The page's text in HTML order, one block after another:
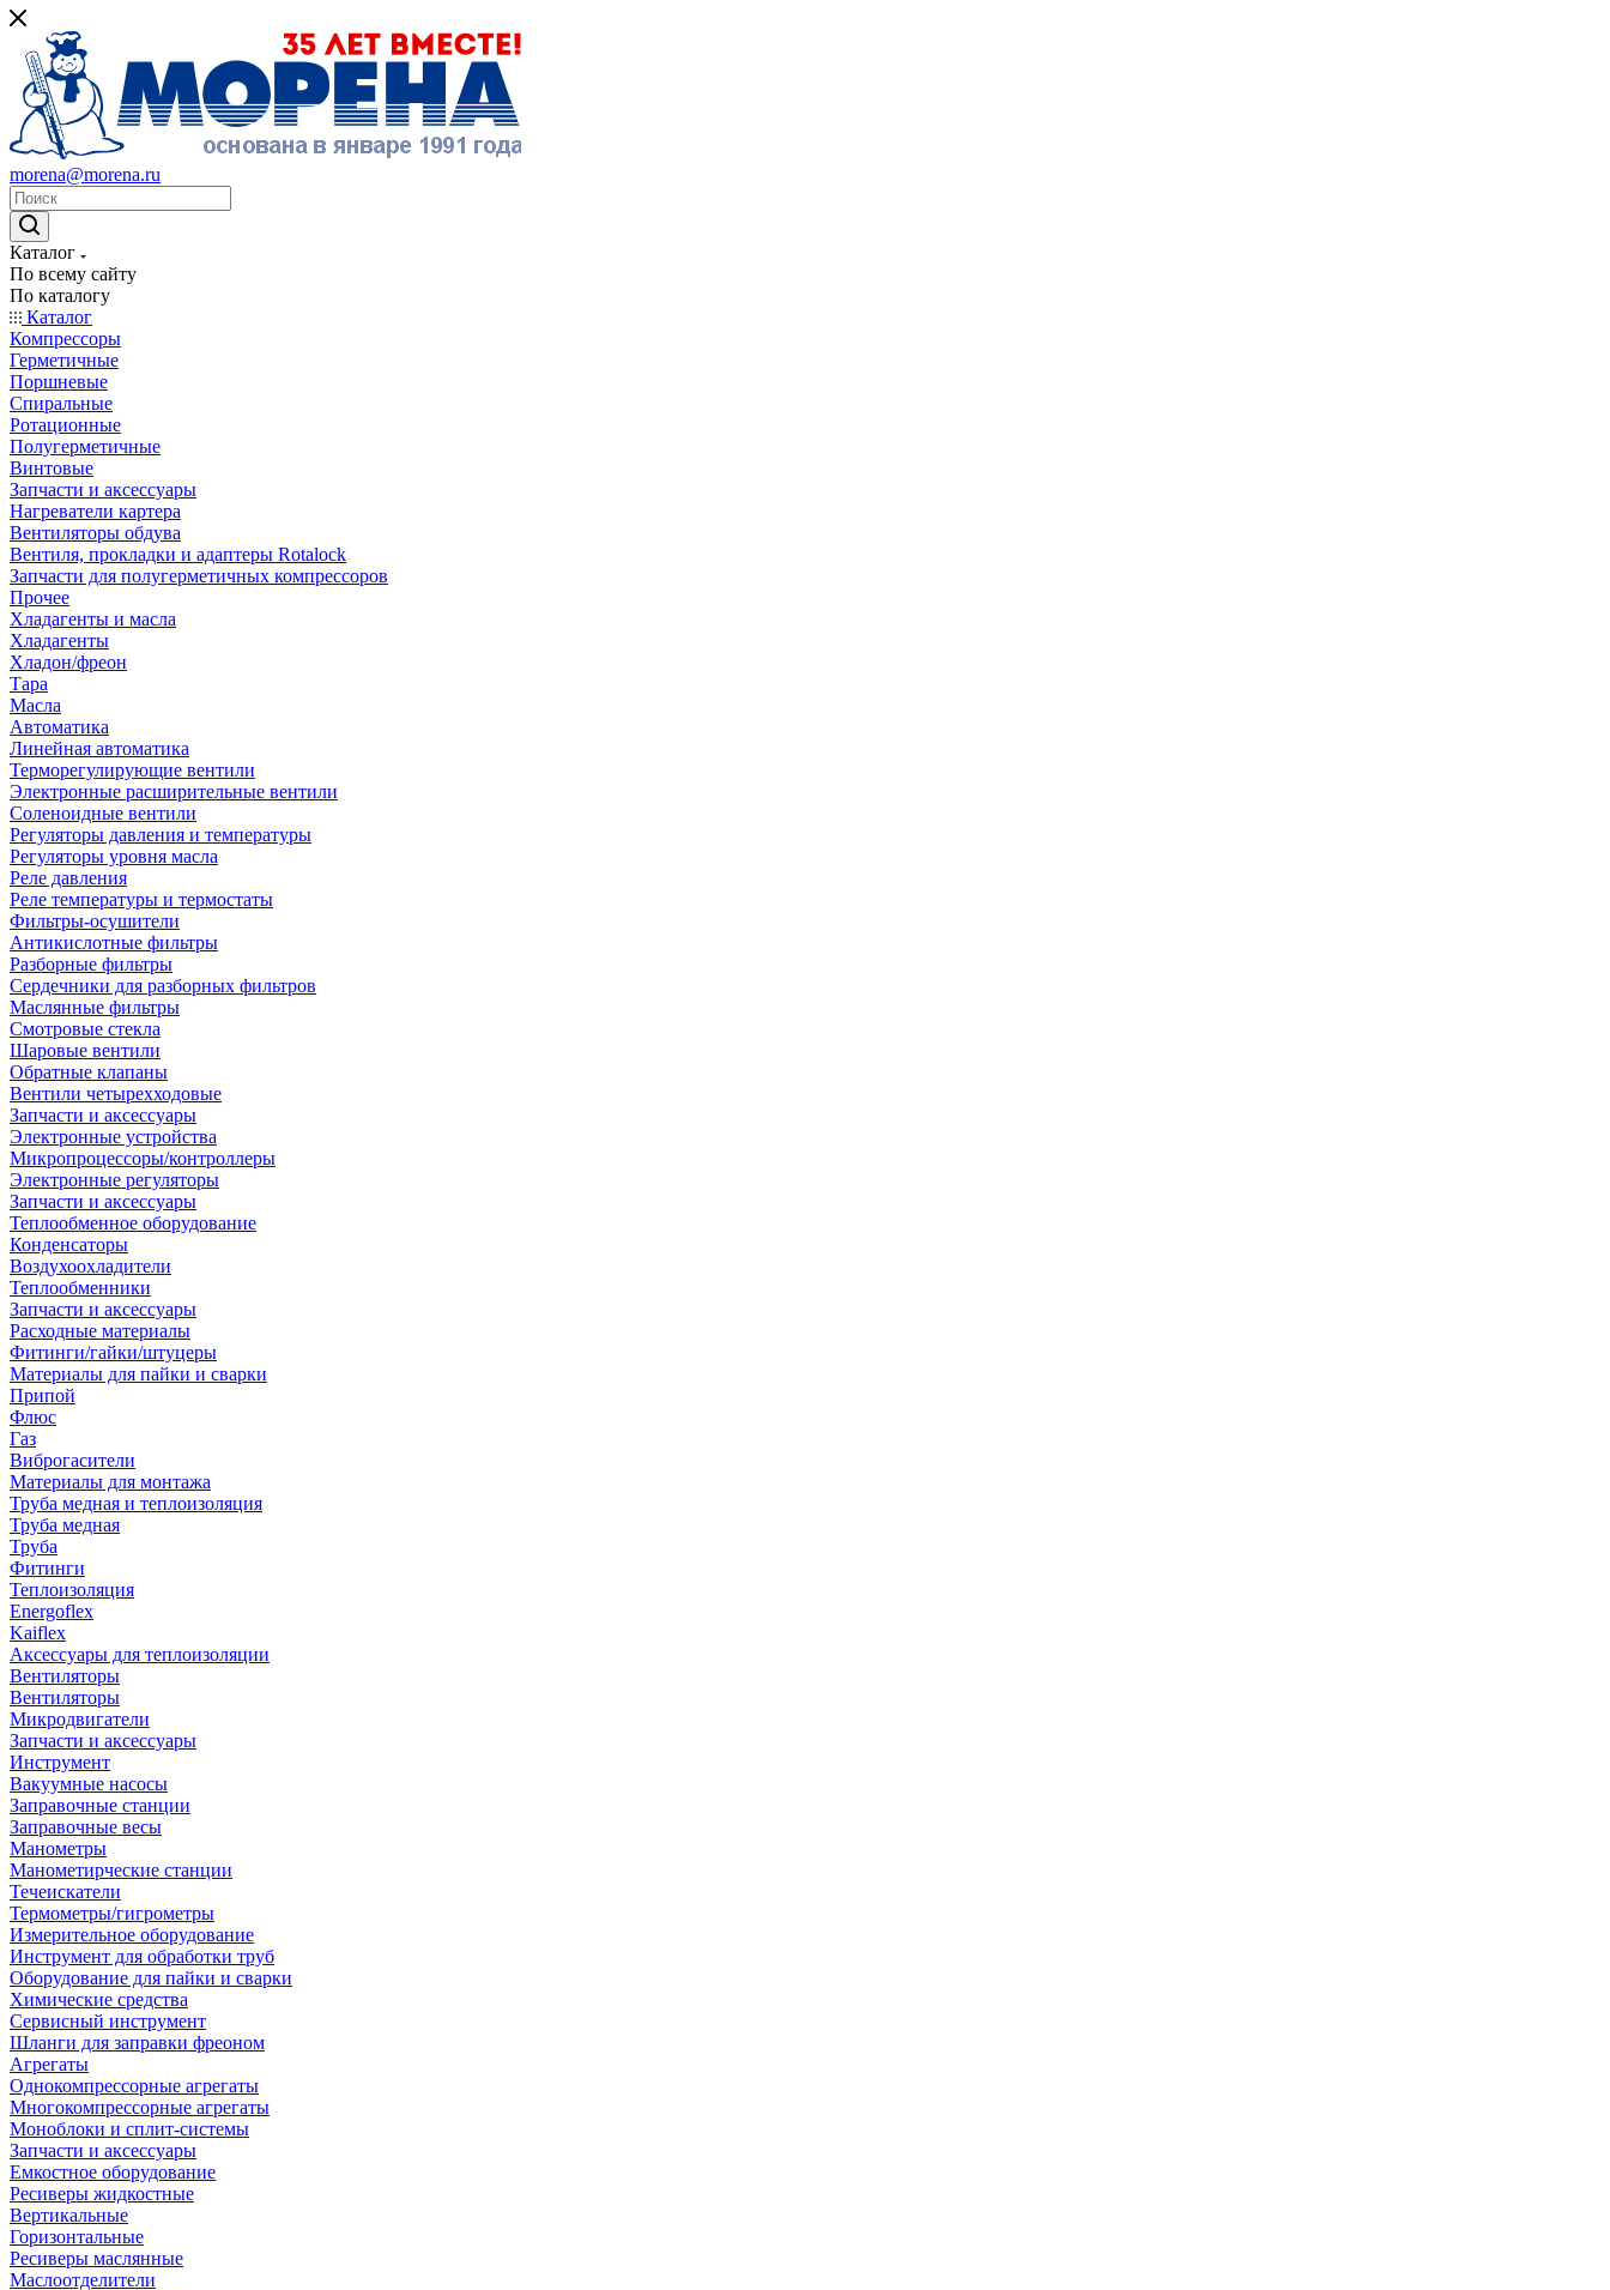
morena@morena.ru
Каталог
По всему сайту
По каталогу
Каталог
Компрессоры
Герметичные
Поршневые
Спиральные
Ротационные
Полугерметичные
Винтовые
Запчасти и аксессуары
Нагреватели картера
Вентиляторы обдува
Вентиля, прокладки и адаптеры Rotalock
Запчасти для полугерметичных компрессоров
Прочее
Хладагенты и масла
Хладагенты
Хладон/фреон
Тара
Масла
Автоматика
Линейная автоматика
Терморегулирующие вентили
Электронные расширительные вентили
Соленоидные вентили
Регуляторы давления и температуры
Регуляторы уровня масла
Реле давления
Реле температуры и термостаты
Фильтры-осушители
Антикислотные фильтры
Разборные фильтры
Сердечники для разборных фильтров
Маслянные фильтры
Смотровые стекла
Шаровые вентили
Обратные клапаны
Вентили четырехходовые
Запчасти и аксессуары
Электронные устройства
Микропроцессоры/контроллеры
Электронные регуляторы
Запчасти и аксессуары
Теплообменное оборудование
Конденсаторы
Воздухоохладители
Теплообменники
Запчасти и аксессуары
Расходные материалы
Фитинги/гайки/штуцеры
Материалы для пайки и сварки
Припой
Флюс
Газ
Виброгасители
Материалы для монтажа
Труба медная и теплоизоляция
Труба медная
Труба
Фитинги
Теплоизоляция
Energoflex
Kaiflex
Аксессуары для теплоизоляции
Вентиляторы
Вентиляторы
Микродвигатели
Запчасти и аксессуары
Инструмент
Вакуумные насосы
Заправочные станции
Заправочные весы
Манометры
Манометирческие станции
Течеискатели
Термометры/гигрометры
Измерительное оборудование
Инструмент для обработки труб
Оборудование для пайки и сварки
Химические средства
Сервисный инструмент
Шланги для заправки фреоном
Агрегаты
Однокомпрессорные агрегаты
Многокомпрессорные агрегаты
Моноблоки и сплит-системы
Запчасти и аксессуары
Емкостное оборудование
Ресиверы жидкостные
Вертикальные
Горизонтальные
Ресиверы маслянные
Маслоотделители